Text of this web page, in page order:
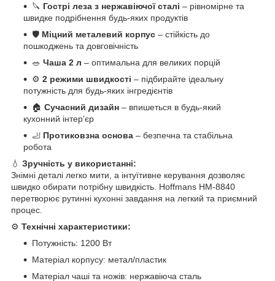
🔪 Гострі леза з нержавіючої сталі – рівномірне та
швидке подрібнення будь-яких продуктів
🛡️ Міцний металевий корпус – стійкість до
пошкоджень та довговічність
🥗 Чаша 2 л – оптимальна для великих порцій
⚙️ 2 режими швидкості – підбирайте ідеальну
потужність для будь-яких інгредієнтів
🏠 Сучасний дизайн – впишеться в будь-який
кухонний інтер’єр
🦶 Протиковзна основа – безпечна та стабільна
робота
💧 Зручність у використанні:
Знімні деталі легко мити, а інтуїтивне керування дозволяє
швидко обирати потрібну швидкість. Hoffmans HM-8840
перетворює рутинні кухонні завдання на легкий та приємний
процес.
⚙️ Технічні характеристики:
Потужність: 1200 Вт
Матеріал корпусу: метал/пластик
Матеріал чаші та ножів: нержавіюча сталь